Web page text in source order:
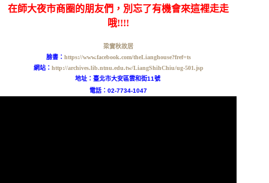
在師大夜市商圈的朋友們，別忘了有機會來這裡走走
哦!!!!
梁實秋故居
臉書： https://www.facebook.com/theLianghouse?fref=ts
網站： http://archives.lib.ntnu.edu.tw/LiangShihChiu/ug-501.jsp
地址： 臺北市大安區雲和街11號
電話：02-7734-1047